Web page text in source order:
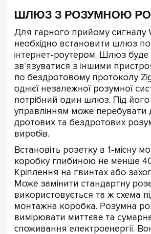
ШЛЮЗ З РОЗУМНОЮ
Для гарного прийому сигналу
необхідно встановити шлюз
інтернет-роутером. Шлюз буде
зв'язуватися з іншими
по бездротовому протоколу
однієї незалежної розумної
потрібний один шлюз. Під його
управлінням може перебувати
дротових та бездротових
виробів.
Встановіть розетку в 1-місну
коробку глибиною не менше
Кріплення на гвинтах або
Може замінити стандартну
використовується та ж схема
монтажна коробка. Розумна
вимірювати миттєве та
споживання електроенергії.